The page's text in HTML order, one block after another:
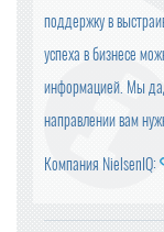
поддержку в
успеха в бизнесе
информацией. Мы
направлении вам
Компания NielsenIQ: